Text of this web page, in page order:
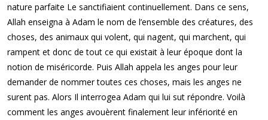
nature parfaite Le sanctifiaient continuellement. Dans ce sens,
Allah enseigna à Adam le nom de l’ensemble des créatures, des
choses, des animaux qui volent, qui nagent, qui marchent, qui
rampent et donc de tout ce qui existait à leur époque dont la
notion de miséricorde. Puis Allah appela les anges pour leur
demander de nommer toutes ces choses, mais les anges ne
surent pas. Alors Il interrogea Adam qui lui sut répondre. Voilà
comment les anges avouèrent finalement leur infériorité en